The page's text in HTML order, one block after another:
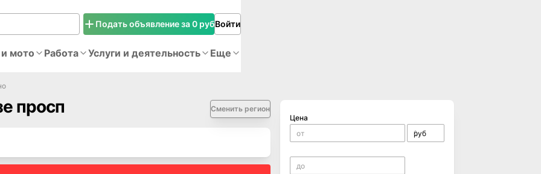
Подать объявление за 0 рубВойти
мото Работа Услуги и деятельность Еще
просп Сменить регион
Цена